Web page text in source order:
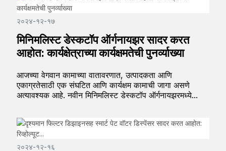
२०२४-१२-१७
मिनिमलिस्ट डेस्कटॉप ऑर्गनायझर सादर करत
आहोत: कार्यक्षेत्राच्या कार्यक्षमतेची पुनर्व्याख्या
आजच्या वेगवान कामाच्या वातावरणात, उत्पादकता आणि
एकाग्रतेसाठी एक संघटित आणि कार्यक्षम कामाची जागा असणे
अत्यावश्यक आहे. नवीन मिनिमलिस्ट डेस्कटॉप ऑर्गनायझरमध्ये...
२०२४-१२-१६